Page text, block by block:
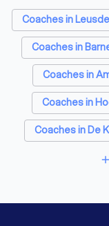
Coaches in
Coaches in
Coaches in
Coaches in
Coaches in De
Coaches in
add